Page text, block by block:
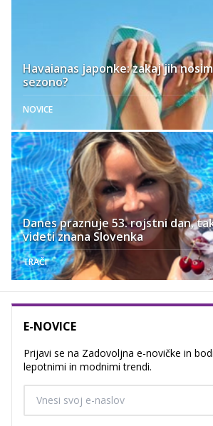
Havaianas japonke: zakaj jih
sezono?
NOVICE
Danes praznuje 53. rojstni dan,
videti znana Slovenka
TRAČI
E-NOVICE
Prijavi se na Zadovoljna e-novičke in
lepotnimi in modnimi trendi.